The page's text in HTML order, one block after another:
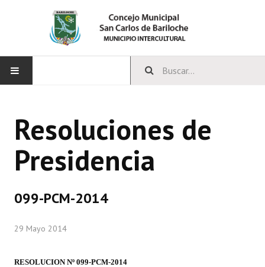
CONCEJO
Bloques Políticos
Comisiones Permanentes
Comisiones Especiales
Resoluciones de
Presidencia
099-PCM-2014
29 Mayo 2014
RESOLUCION Nº 099-PCM-2014